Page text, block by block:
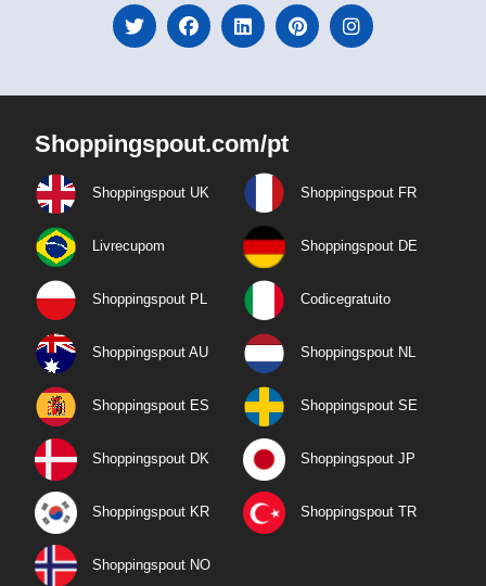
Shoppingspout.com/pt
Shoppingspout UK Shoppingspout FR
Livrecupom Shoppingspout DE
Shoppingspout PL Codicegratuito
Shoppingspout AU Shoppingspout NL
Shoppingspout ES Shoppingspout SE
Shoppingspout DK Shoppingspout JP
Shoppingspout KR Shoppingspout TR
Shoppingspout NO